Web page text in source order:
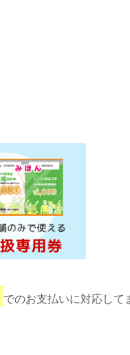
でのお支払いに対応して